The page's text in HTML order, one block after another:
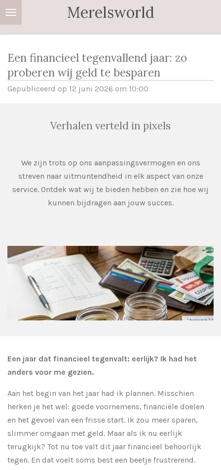
Ga
direct
hoofdinhoud
Merelsworld
Een financieel tegenvallend jaar: zo
proberen wij geld te besparen
Gepubliceerd op 12 juni 2026 om 10:00
Verhalen verteld in pixels
We zijn trots op ons aanpassingsvermogen en ons
streven naar uitmuntendheid in elk aspect van onze
service. Ontdek wat wij te bieden hebben en zie hoe wij
kunnen bijdragen aan jouw succes.
Een jaar dat financieel tegenvalt: eerlijk? Ik had het
anders voor me gezien.
Aan het begin van het jaar had ik plannen. Misschien
herken je het wel: goede voornemens, financiële doelen
en het gevoel van een frisse start. Ik zou meer sparen,
slimmer omgaan met geld. Maar als ik nu eerlijk
terugkijk? Tot nu toe valt dit jaar financieel behoorlijk
tegen. En dat voelt soms best een beetje frustrerend.